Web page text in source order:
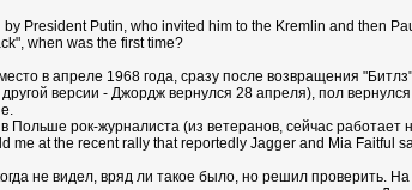
President Putin, who invited him to the Kremlin and then
when was the first time?
в апреле 1968 года, сразу после возвращения
версии - Джордж вернулся 28 апреля), пол
Польше рок-журналиста (из ветеранов, сейчас
me at the recent rally that reportedly Jagger and Mia Faitful
не видел, вряд ли такое было, но решил проверить.